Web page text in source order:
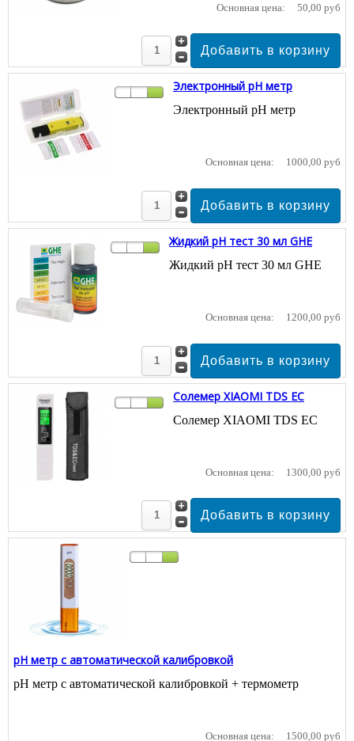
Основная цена: 50,00 руб
Электронный pH метр
Электронный pH метр
Основная цена: 1000,00 руб
Жидкий pH тест 30 мл GHE
Жидкий pH тест 30 мл GHE
Основная цена: 1200,00 руб
Солемер XIAOMI TDS EC
Солемер XIAOMI TDS EC
Основная цена: 1300,00 руб
pH метр c автоматической калибровкой
pH метр c автоматической калибровкой + термометр
Основная цена: 1500,00 руб